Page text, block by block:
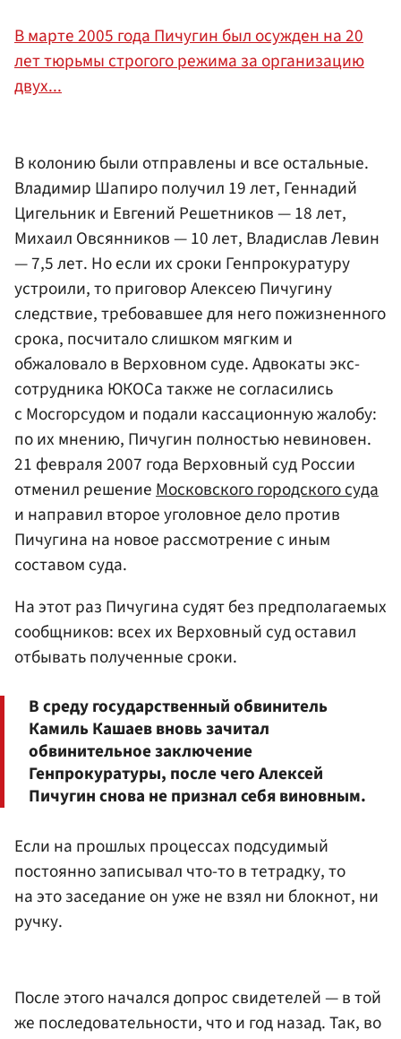
В марте 2005 года Пичугин был осужден на 20
лет тюрьмы строгого режима за организацию
двух...
В колонию были отправлены и все остальные.
Владимир Шапиро получил 19 лет, Геннадий
Цигельник и Евгений Решетников — 18 лет,
Михаил Овсянников — 10 лет, Владислав Левин
— 7,5 лет. Но если их сроки Генпрокуратуру
устроили, то приговор Алексею Пичугину
следствие, требовавшее для него пожизненного
срока, посчитало слишком мягким и
обжаловало в Верховном суде. Адвокаты экс-
сотрудника ЮКОСа также не согласились
с Мосгорсудом и подали кассационную жалобу:
по их мнению, Пичугин полностью невиновен.
21 февраля 2007 года Верховный суд России
отменил решениеМосковского городского суда
и направил второе уголовное дело против
Пичугина на новое рассмотрение с иным
составом суда.
На этот раз Пичугина судят без предполагаемых
сообщников: всех их Верховный суд оставил
отбывать полученные сроки.
В среду государственный обвинитель
Камиль Кашаев вновь зачитал
обвинительное заключение
Генпрокуратуры, после чего Алексей
Пичугин снова не признал себя виновным.
Если на прошлых процессах подсудимый
постоянно записывал что-то в тетрадку, то
на это заседание он уже не взял ни блокнот, ни
ручку.
После этого начался допрос свидетелей — в той
же последовательности, что и год назад. Так, во